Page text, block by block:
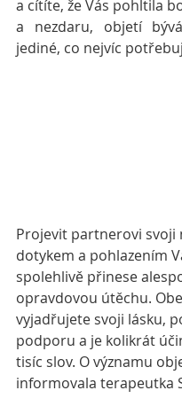
a cítíte, že Vás pohltila
a nezdaru, objetí
jediné, co nejvíc
Projevit partnerovi svoji
dotykem a pohlazením
spolehlivě přinese
opravdovou útěchu.
vyjadřujete svoji lásku,
podporu a je kolikrát
tisíc slov. O významu
informovala terapeutka